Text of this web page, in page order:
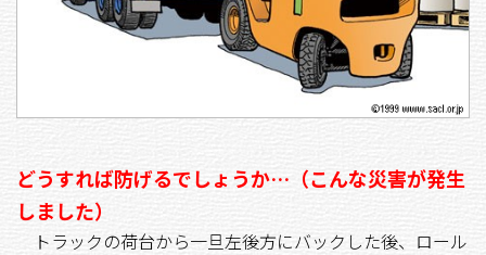
どうすれば防げるでしょうか…（こんな災害が発生
しました）
トラックの荷台から一旦左後方にバックした後、ロール